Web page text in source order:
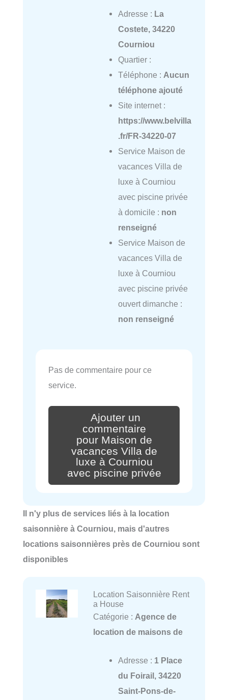
Adresse : La
Costete, 34220
Courniou
Quartier :
Téléphone : Aucun
téléphone ajouté
Site internet :
https://www.belvilla
.fr/FR-34220-07
Service Maison de
vacances Villa de
luxe à Courniou
avec piscine privée
à domicile : non
renseigné
Service Maison de
vacances Villa de
luxe à Courniou
avec piscine privée
ouvert dimanche :
non renseigné
Pas de commentaire pour ce
service.
Ajouter un
commentaire
pour Maison de
vacances Villa de
luxe à Courniou
avec piscine privée
Il n'y plus de services liés à la location
saisonnière à Courniou, mais d'autres
locations saisonnières près de Courniou sont
disponibles
Location Saisonnière Rent
a House
Catégorie : Agence de
location de maisons de
Adresse : 1 Place
du Foirail, 34220
Saint-Pons-de-